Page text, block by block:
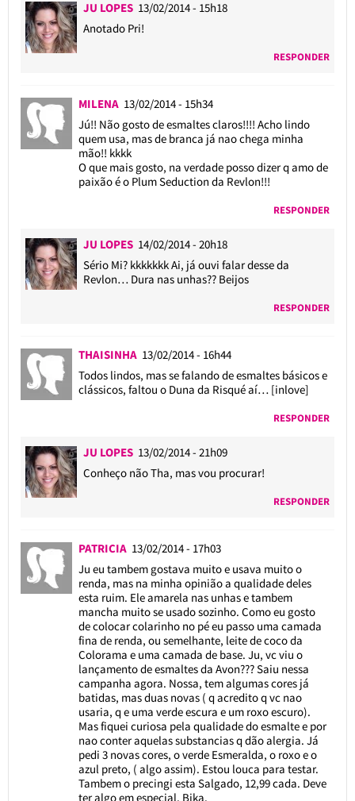
JU LOPES 13/02/2014 - 15h18
Anotado Pri!
RESPONDER
MILENA 13/02/2014 - 15h34
Jú!! Não gosto de esmaltes claros!!!! Acho lindo
quem usa, mas de branca já nao chega minha
mão!! kkkk
O que mais gosto, na verdade posso dizer q amo de
paixão é o Plum Seduction da Revlon!!!
RESPONDER
JU LOPES 14/02/2014 - 20h18
Sério Mi? kkkkkkk Ai, já ouvi falar desse da
Revlon… Dura nas unhas?? Beijos
RESPONDER
THAISINHA 13/02/2014 - 16h44
Todos lindos, mas se falando de esmaltes básicos e
clássicos, faltou o Duna da Risqué aí… [inlove]
RESPONDER
JU LOPES 13/02/2014 - 21h09
Conheço não Tha, mas vou procurar!
RESPONDER
PATRICIA 13/02/2014 - 17h03
Ju eu tambem gostava muito e usava muito o
renda, mas na minha opinião a qualidade deles
esta ruim. Ele amarela nas unhas e tambem
mancha muito se usado sozinho. Como eu gosto
de colocar colarinho no pé eu passo uma camada
fina de renda, ou semelhante, leite de coco da
Colorama e uma camada de base. Ju, vc viu o
lançamento de esmaltes da Avon??? Saiu nessa
campanha agora. Nossa, tem algumas cores já
batidas, mas duas novas ( q acredito q vc nao
usaria, q e uma verde escura e um roxo escuro).
Mas fiquei curiosa pela qualidade do esmalte e por
nao conter aquelas substancias q dão alergia. Já
pedi 3 novas cores, o verde Esmeralda, o roxo e o
azul preto, ( algo assim). Estou louca para testar.
Tambem o precingi esta Salgado, 12,99 cada. Deve
ter algo em especial. Bjka.